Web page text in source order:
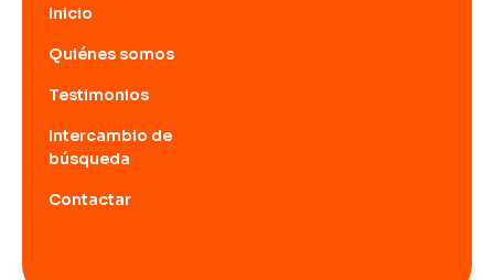
Inicio
Quiénes somos
Testimonios
Intercambio de
búsqueda
Contactar